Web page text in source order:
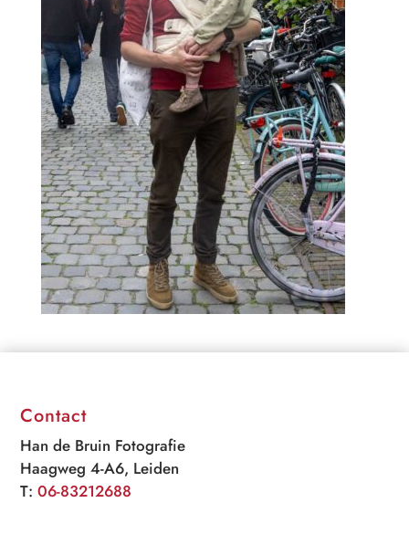
Contact
Han de Bruin Fotografie
Haagweg 4-A6, Leiden
T:06-83212688